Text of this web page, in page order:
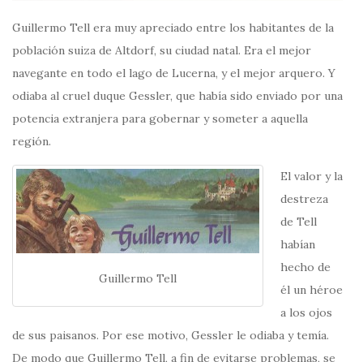
Guillermo Tell era muy apreciado entre los habitantes de la
población suiza de Altdorf, su ciudad natal. Era el mejor
navegante en todo el lago de Lucerna, y el mejor arquero. Y
odiaba al cruel duque Gessler, que había sido enviado por una
potencia extranjera para gobernar y someter a aquella
región.
Guillermo Tell
El valor y la
destreza
de Tell
habían
hecho de
él un héroe
a los ojos
de sus paisanos. Por ese motivo, Gessler le odiaba y temía.
De modo que Guillermo Tell, a fin de evitarse problemas, se